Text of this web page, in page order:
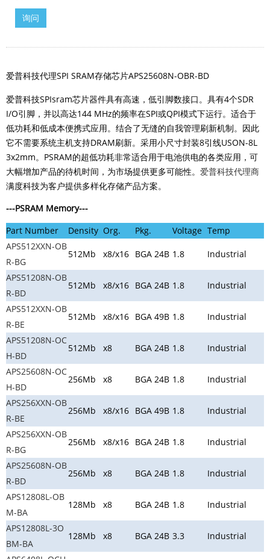
询问
爱普科技代理SPI SRAM存储芯片APS25608N-OBR-BD
爱普科技SPIsram芯片器件具有高速，低引脚数接口。具有4个SDR
I/O引脚，并以高达144 MHz的频率在SPI或QPI模式下运行。适合于
低功耗和低成本便携式应用。结合了无缝的自我管理刷新机制。因此
它不需要系统主机支持DRAM刷新。采用小尺寸封装8引线USON-8L
3x2mm。PSRAM的超低功耗非常适合用于电池供电的各类应用，可
大幅增加产品的待机时间，为市场提供更多可能性。 爱普科技代理商
满度科技为客户提供多样化存储产品方案。
---PSRAM Memory---
Part Number
Density Org. Pkg. Voltage Temp
APS512XXN-OB
R-BG
512Mb x8/x16 BGA 24B 1.8 Industrial
APS51208N-OB
R-BD
512Mb x8/x16 BGA 24B 1.8 Industrial
APS512XXN-OB
R-BE
512Mb x8/x16 BGA 49B 1.8 Industrial
APS51208N-OC
H-BD
512Mb x8 BGA 24B 1.8 Industrial
APS25608N-OC
H-BD
256Mb x8 BGA 24B 1.8 Industrial
APS256XXN-OB
R-BE
256Mb x8/x16 BGA 49B 1.8 Industrial
APS256XXN-OB
R-BG
256Mb x8/x16 BGA 24B 1.8 Industrial
APS25608N-OB
R-BD
256Mb x8 BGA 24B 1.8 Industrial
APS12808L-OB
M-BA
128Mb x8 BGA 24B 1.8 Industrial
APS12808L-3O
BM-BA
128Mb x8 BGA 24B 3.3 Industrial